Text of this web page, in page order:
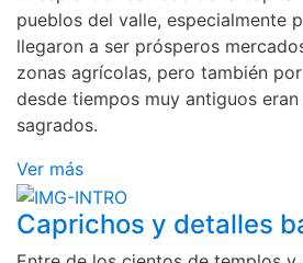
pueblos del valle, especialmente
llegaron a ser prósperos
zonas agrícolas, pero también
desde tiempos muy antiguos
sagrados.
Ver más
Caprichos y detalles